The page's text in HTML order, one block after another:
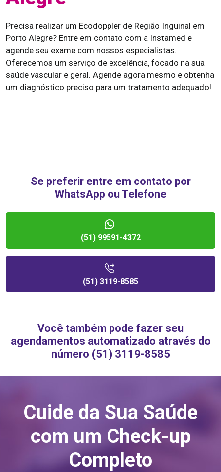
Precisa realizar um Ecodoppler de Região Inguinal em
Porto Alegre? Entre em contato com a Instamed e
agende seu exame com nossos especialistas.
Oferecemos um serviço de excelência, focado na sua
saúde vascular e geral. Agende agora mesmo e obtenha
um diagnóstico preciso para um tratamento adequado!
Se preferir entre em contato por
WhatsApp ou Telefone
(51) 99591-4372
(51) 3119-8585
Você também pode fazer seu
agendamentos automatizado através do
número (51) 3119-8585
Cuide da Sua Saúde
com um Check-up
Completo